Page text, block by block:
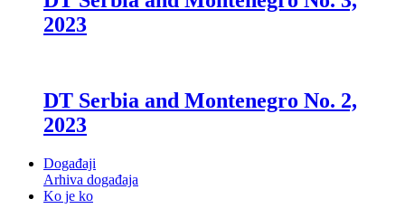
2023
DT Serbia and Montenegro No. 2,
2023
Događaji
Arhiva događaja
Ko je ko